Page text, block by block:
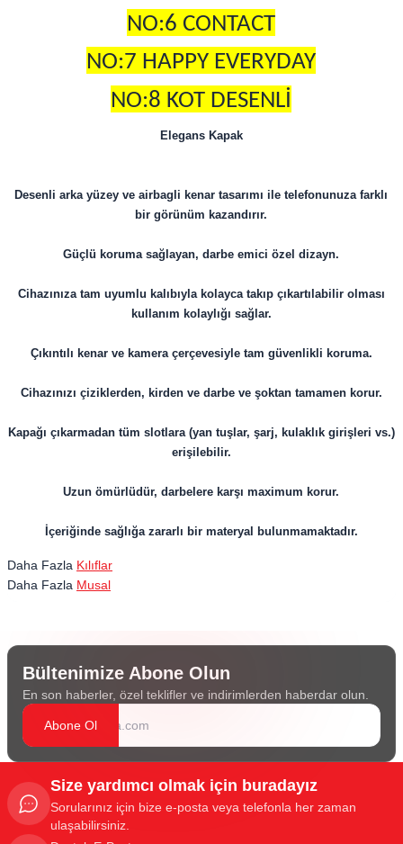
NO:6 CONTACT
NO:7 HAPPY EVERYDAY
NO:8 KOT DESENLİ
Elegans Kapak
Desenli arka yüzey ve airbagli kenar tasarımı ile telefonunuza farklı
bir görünüm kazandırır.
Güçlü koruma sağlayan, darbe emici özel dizayn.
Cihazınıza tam uyumlu kalıbıyla kolayca takıp çıkartılabilir olması
kullanım kolaylığı sağlar.
Çıkıntılı kenar ve kamera çerçevesiyle tam güvenlikli koruma.
Cihazınızı çiziklerden, kirden ve darbe ve şoktan tamamen korur.
Kapağı çıkarmadan tüm slotlara (yan tuşlar, şarj, kulaklık girişleri vs.)
erişilebilir.
Uzun ömürlüdür, darbelere karşı maximum korur.
İçeriğinde sağlığa zararlı bir materyal bulunmamaktadır.
Daha Fazla Kılıflar
Daha Fazla Musal
Bültenimize Abone Olun
En son haberler, özel teklifler ve indirimlerden haberdar olun.
Abone Ol
Size yardımcı olmak için buradayız
Sorularınız için bize e-posta veya telefonla her zaman
ulaşabilirsiniz.